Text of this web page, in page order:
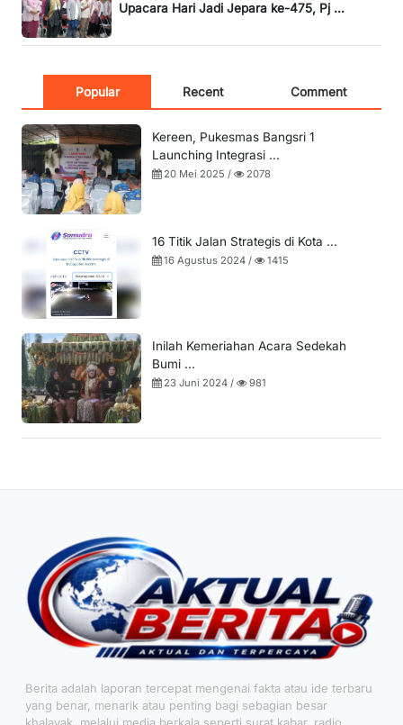
Upacara Hari Jadi Jepara ke-475, Pj ...
Popular Recent Comment
Kereen, Pukesmas Bangsri 1
Launching Integrasi ...
20 Mei 2025 / 2078
16 Titik Jalan Strategis di Kota ...
16 Agustus 2024 / 1415
Inilah Kemeriahan Acara Sedekah
Bumi ...
23 Juni 2024 / 981
Berita adalah laporan tercepat mengenai fakta atau ide terbaru
yang benar, menarik atau penting bagi sebagian besar
khalayak, melalui media berkala seperti surat kabar, radio,